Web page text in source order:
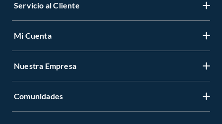
Servicio al Cliente
Mi Cuenta
Nuestra Empresa
Comunidades